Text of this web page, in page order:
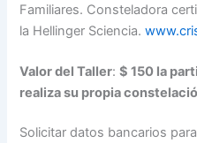
Familiares. Consteladora
la Hellinger Sciencia.
Valor del Taller:$ 150 la
realiza su propia
Solicitar datos bancarios